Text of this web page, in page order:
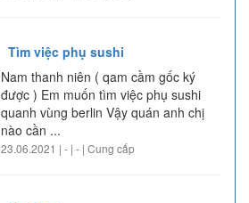
Tìm việc phụ sushi
Nam thanh niên ( qam cầm gốc ký
được ) Em muốn tìm việc phụ sushi
quanh vùng berlin Vậy quán anh chị
nào cần ...
23.06.2021 | - | - | Cung cấp